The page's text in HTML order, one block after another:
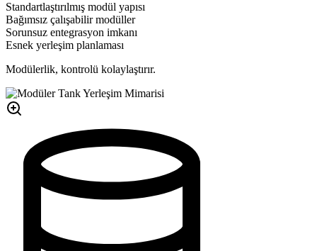
Standartlaştırılmış modül yapısı
Bağımsız çalışabilir modüller
Sorunsuz entegrasyon imkanı
Esnek yerleşim planlaması
Modülerlik, kontrolü kolaylaştırır.